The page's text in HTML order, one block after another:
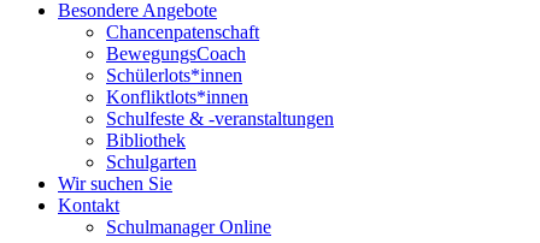
Besondere Angebote
Chancenpatenschaft
BewegungsCoach
Schülerlots*innen
Konfliktlots*innen
Schulfeste & -veranstaltungen
Bibliothek
Schulgarten
Wir suchen Sie
Kontakt
Schulmanager Online